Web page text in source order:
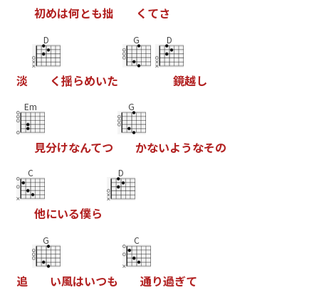
初めは何とも拙 く てさ
淡
D
く揺らめいた
G D
鏡越し
Em
見分けなんてつ
G
かないようなその
C
他にいる僕ら
D
追
G
い風はいつも
C
通り過ぎて